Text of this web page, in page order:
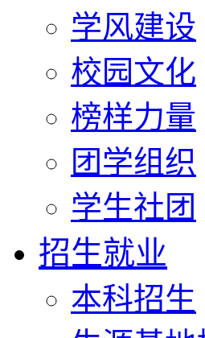
学风建设
校园文化
榜样力量
团学组织
学生社团
招生就业
本科招生